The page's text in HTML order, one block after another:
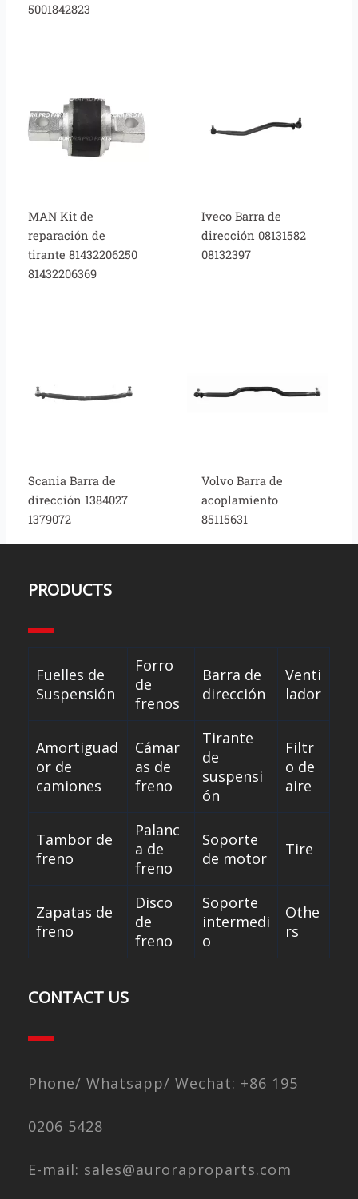
5001842823
MAN Kit de
reparación de
tirante 81432206250
81432206369
Iveco Barra de
dirección 08131582
08132397
Scania Barra de
dirección 1384027
1379072
Volvo Barra de
acoplamiento
85115631
PRODUCTS
Fuelles de
Suspensión
Forro
de
frenos
Barra de
dirección
Venti
lador
Amortiguad
or de
camiones
Cámar
as de
freno
Tirante
de
suspensi
ón
Filtr
o de
aire
Tambor de
freno
Palanc
a de
freno
Soporte
de motor
Tire
Zapatas de
freno
Disco
de
freno
Soporte
intermedi
o
Othe
rs
CONTACT US
Phone/ Whatsapp/ Wechat: +86 195
0206 5428
E-mail: sales@auroraproparts.com